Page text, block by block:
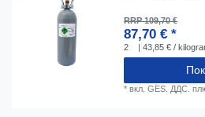
RRP 109,70 €
87,70 € *
2 | 43,85 € /
*вкл. GES. ДДС.